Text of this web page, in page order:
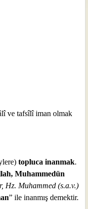
ve tafsîlî iman olmak
topluca inanmak.
Muhammedün
Hz. Muhammed (s.a.v.)
” ile inanmış demektir.